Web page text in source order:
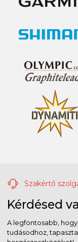
Szakértő
Kérdésed
A legfontosabb,
tudásodhoz,